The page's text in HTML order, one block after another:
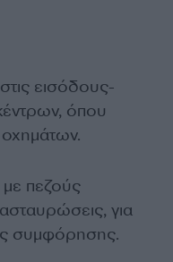
εισόδους-
όπου
οχημάτων.
πεζούς
για
συμφόρησης.